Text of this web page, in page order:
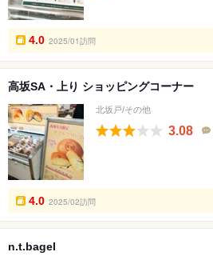
数
4.0 2025/01訪問
高坂SA・上り ショッピングコーナー
北坂戸/その他
3.08
数
4.0 2025/02訪問
n.t.bagel